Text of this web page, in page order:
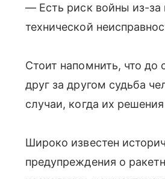
— Есть риск войны из-
технической
Стоит напомнить, что
друг за другом судьба
случаи, когда их
Широко известен
предупреждения о